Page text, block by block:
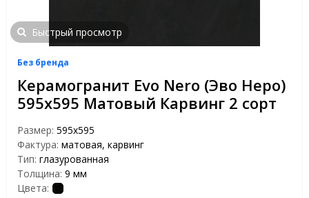
Быстрый просмотр
Без бренда
Керамогранит Evo Nero (Эво Неро)
595x595 Матовый Карвинг 2 сорт
Размер: 595x595
Фактура: матовая, карвинг
Тип: глазурованная
Толщина: 9 мм
Цвета: